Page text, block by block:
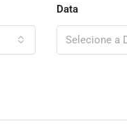
Data